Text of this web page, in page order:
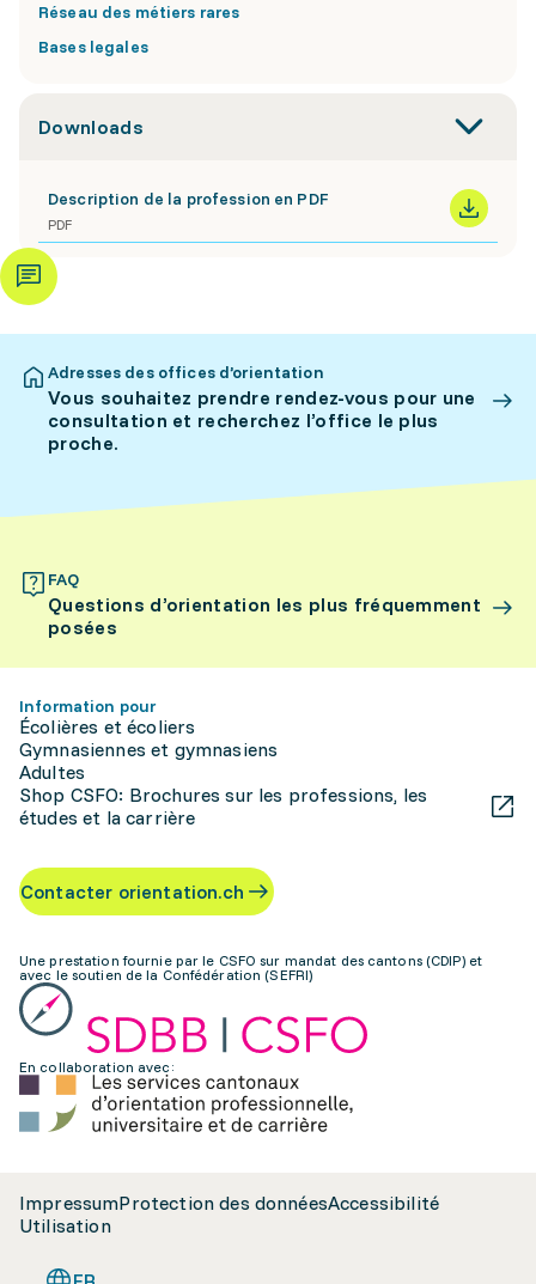
Réseau des métiers rares
Bases legales
Downloads
Description de la profession en PDF
PDF
Adresses des offices d’orientation
Vous souhaitez prendre rendez-vous pour une
consultation et recherchez l’office le plus
proche.
FAQ
Questions d’orientation les plus fréquemment
posées
Information pour
Écolières et écoliers
Gymnasiennes et gymnasiens
Adultes
Shop CSFO: Brochures sur les professions, les
études et la carrière
Contacter orientation.ch
Une prestation fournie par le CSFO sur mandat des cantons (CDIP) et
avec le soutien de la Confédération (SEFRI)
En collaboration avec:
ImpressumProtection des donnéesAccessibilité
Utilisation